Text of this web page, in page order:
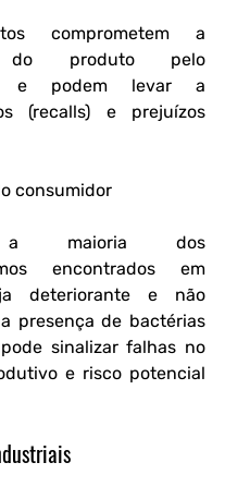
comprometem a
do produto pelo
e podem levar a
(recalls) e prejuízos
consumidor
a maioria dos
encontrados em
deteriorante e não
presença de bactérias
sinalizar falhas no
e risco potencial